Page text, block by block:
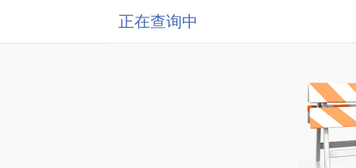
正在查询中